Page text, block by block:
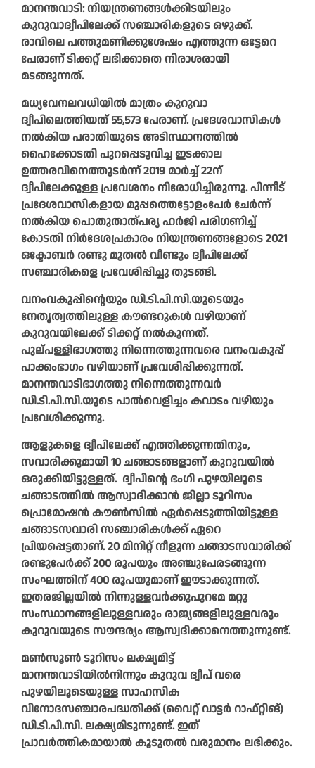
മാനന്തവാടി: നിയന്ത്രണങ്ങള്‍ക്കിടയിലും
കുറുവാദ്വീപിലേക്ക് സഞ്ചാരികളുടെ ഒഴുക്ക്.
രാവിലെ പത്തുമണിക്കുശേഷം എത്തുന്ന ഒട്ടേറെ
പേരാണ് ടിക്കറ്റ് ലഭിക്കാതെ നിരാശരായി
മടങ്ങുന്നത്.
മധ്യവേനലവധിയില്‍ മാത്രം കുറുവാ
ദ്വീപിലെത്തിയത് 55,573 പേരാണ്. പ്രദേശവാസികള്‍
നല്‍കിയ പരാതിയുടെ അടിസ്ഥാനത്തില്‍
ഹൈക്കോടതി പുറപ്പെടുവിച്ച ഇടക്കാല
ഉത്തരവിനെത്തുടര്‍ന്ന് 2019 മാര്‍ച്ച് 22ന്
ദ്വീപിലേക്കുള്ള പ്രവേശനം നിരോധിച്ചിരുന്നു. പിന്നീട്
പ്രദേശവാസികളായ മുപ്പത്തെട്ടോളംപേര്‍ ചേര്‍ന്ന്
നല്‍കിയ പൊതുതാത്പര്യ ഹര്‍ജി പരിഗണിച്ച്
കോടതി നിര്‍ദേശപ്രകാരം നിയന്ത്രണങ്ങളോടെ 2021
ഒക്ടോബര്‍ രണ്ടു മുതല്‍ വീണ്ടും ദ്വീപിലേക്ക്
സഞ്ചാരികളെ പ്രവേശിപ്പിച്ചു തുടങ്ങി.
വനംവകുപ്പിന്റെയും ഡി.ടി.പി.സി.യുടെയും
നേതൃത്വത്തിലുള്ള കൗണ്ടറുകള്‍ വഴിയാണ്
കുറുവയിലേക്ക് ടിക്കറ്റ് നല്‍കുന്നത്.
പുല്പള്ളിഭാഗത്തു നിന്നെത്തുന്നവരെ വനംവകുപ്പ്
പാക്കംഭാഗം വഴിയാണ് പ്രവേശിപ്പിക്കുന്നത്.
മാനന്തവാടിഭാഗത്തു നിന്നെത്തുന്നവര്‍
ഡി.ടി.പി.സി.യുടെ പാല്‍വെളിച്ചം കവാടം വഴിയും
പ്രവേശിക്കുന്നു.
ആളുകളെ ദ്വീപിലേക്ക് എത്തിക്കുന്നതിനും,
സവാരിക്കുമായി 10 ചങ്ങാടങ്ങളാണ് കുറുവയില്‍
ഒരുക്കിയിട്ടുള്ളത്. ദ്വീപിന്റെ ഭംഗി പുഴയിലൂടെ
ചങ്ങാടത്തില്‍ ആസ്വാദിക്കാന്‍ ജില്ലാ ടൂറിസം
പ്രൊമോഷന്‍ കൗണ്‍സില്‍ ഏര്‍പ്പെടുത്തിയിട്ടുള്ള
ചങ്ങാടസവാരി സഞ്ചാരികള്‍ക്ക് ഏറെ
പ്രിയപ്പെട്ടതാണ്. 20 മിനിറ്റ് നീളുന്ന ചങ്ങാടസവാരിക്ക്
രണ്ടുപേര്‍ക്ക് 200 രൂപയും അഞ്ചുപേരടങ്ങുന്ന
സംഘത്തിന് 400 രൂപയുമാണ് ഈടാക്കുന്നത്.
ഇതരജില്ലയില്‍ നിന്നുള്ളവര്‍ക്കുപുറമേ മറ്റു
സംസ്ഥാനങ്ങളിലുള്ളവരും രാജ്യങ്ങളിലുള്ളവരും
കുറുവയുടെ സൗന്ദര്യം ആസ്വദിക്കാനെത്തുന്നുണ്ട്.
മണ്‍സൂണ്‍ ടൂറിസം ലക്ഷ്യമിട്ട്
മാനന്തവാടിയില്‍നിന്നും കുറുവ ദ്വീപ് വരെ
പുഴയിലൂടെയുള്ള സാഹസിക
വിനോദസഞ്ചാരപദ്ധതിക്ക് (വൈറ്റ് വാട്ടര്‍ റാഫ്റ്റിങ്)
ഡി.ടി.പി.സി. ലക്ഷ്യമിടുന്നുണ്ട്. ഇത്
പ്രാവര്‍ത്തികമായാല്‍ കൂടുതല്‍ വരുമാനം ലഭിക്കും.